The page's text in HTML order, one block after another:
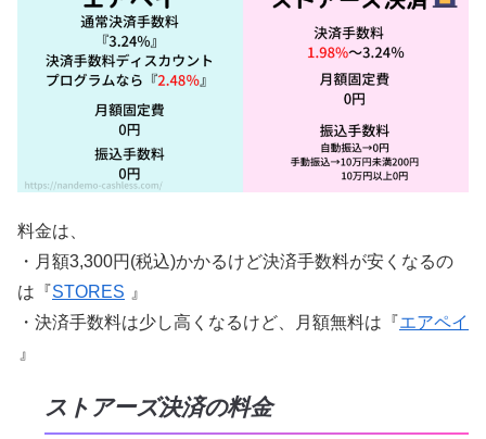
料金は、
・月額3,300円(税込)かかるけど決済手数料が安くなるの
は『STORES 』
・決済手数料は少し高くなるけど、月額無料は『エアペイ
』
ストアーズ決済の料金